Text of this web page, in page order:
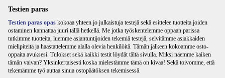
Testien paras
Testien paras opas kokoaa yhteen jo julkaistuja testejä sekä esittelee tuotteita joiden
ostaminen kannattaa juuri tällä hetkellä. Me jotka työskentelemme oppaan parissa
tutkimme tuotteita, luemme asiantuntijoiden tekemiä testejä, selvitämme asiakkaiden
mielipiteitä ja haastattelemme alalla olevia henkilöitä. Tämän jälkeen kokoamme osto-
oppaita avuksesi. Tulokset sekä kaikki testit löydät tältä sivulla. Miksi näemme kaiken
tämän vaivan? Yksinkertaisesti koska mielestämme tämä on kivaa! Sekä toivomme, että
tekemämme työ auttaa sinua ostopäätöksen tekemisessä.